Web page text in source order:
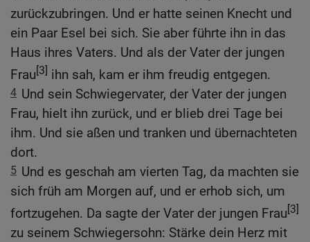
zurückzubringen. Und er hatte seinen Knecht und
ein Paar Esel bei sich. Sie aber führte ihn in das
Haus ihres Vaters. Und als der Vater der jungen
Frau[3] ihn sah, kam er ihm freudig entgegen.
4 Und sein Schwiegervater, der Vater der jungen
Frau, hielt ihn zurück, und er blieb drei Tage bei
ihm. Und sie aßen und tranken und übernachteten
dort.
5 Und es geschah am vierten Tag, da machten sie
sich früh am Morgen auf, und er erhob sich, um
fortzugehen. Da sagte der Vater der jungen Frau[3]
zu seinem Schwiegersohn: Stärke dein Herz mit